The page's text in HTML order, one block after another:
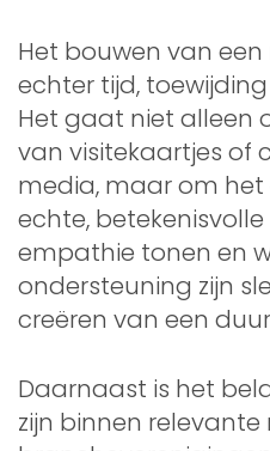
Het bouwen van een
echter tijd,
Het gaat niet alleen
van visitekaartjes of
media, maar om
echte, betekenisvolle
empathie tonen en
ondersteuning zijn
creëren van een
Daarnaast is het
zijn binnen relevante